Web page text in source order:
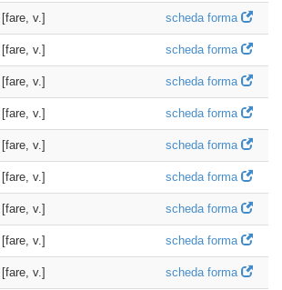
[fare, v.] scheda forma
[fare, v.] scheda forma
[fare, v.] scheda forma
[fare, v.] scheda forma
[fare, v.] scheda forma
[fare, v.] scheda forma
[fare, v.] scheda forma
[fare, v.] scheda forma
[fare, v.] scheda forma